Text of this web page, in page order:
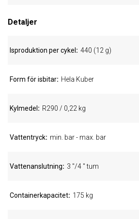
Detaljer
Isproduktion per cykel 440 (12 g)
Form för isbitar Hela Kuber
Kylmedel R290 / 0,22 kg
Vattentryck min. bar - max. bar
Vattenanslutning 3 "/4 " tum
Containerkapacitet 175 kg